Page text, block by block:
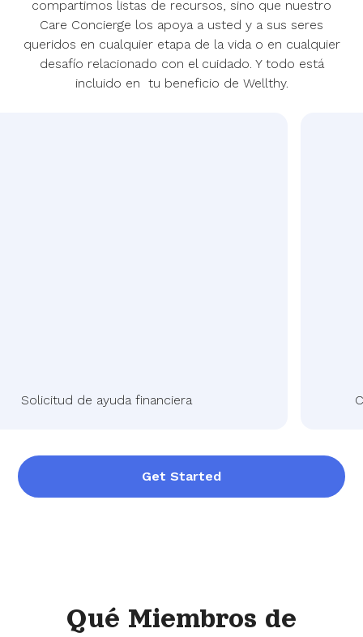
compartimos listas de recursos, sino que nuestro
Care Concierge los apoya a usted y a sus seres
queridos en cualquier etapa de la vida o en cualquier
desafío relacionado con el cuidado. Y todo está
incluido en tu beneficio de Wellthy.
Solicitud de ayuda financiera
Get Started
Qué Miembros de